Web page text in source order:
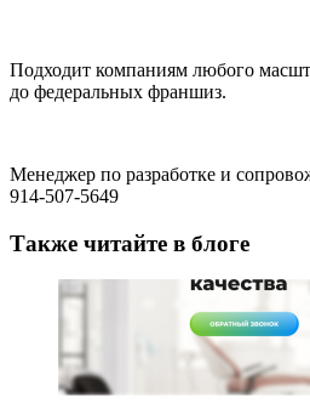
Подходит компаниям любого
до федеральных франшиз.
Менеджер по разработке и
914-507-5649
Также читайте в блоге